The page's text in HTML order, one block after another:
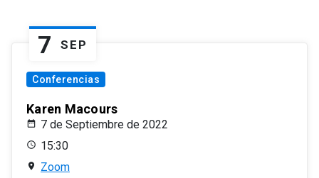
7 SEP
Conferencias
Karen Macours
7 de Septiembre de 2022
15:30
Zoom